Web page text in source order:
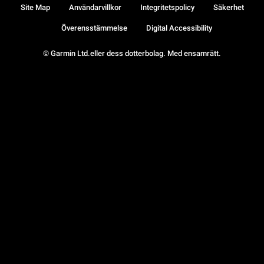
© Garmin Ltd.eller dess dotterbolag. Med ensamrätt.
Site Map Användarvillkor Integritetspolicy Säkerhet
Överensstämmelse Digital Accessibility